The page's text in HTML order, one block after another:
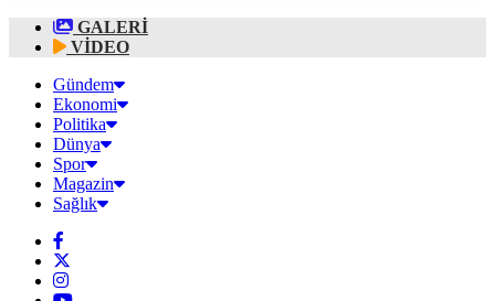
GALERİ
VİDEO
Gündem
Ekonomi
Politika
Dünya
Spor
Magazin
Sağlık